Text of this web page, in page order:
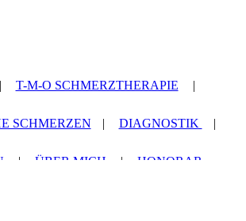
| T-M-O SCHMERZTHERAPIE |
SCHMERZEN | DIAGNOSTIK |
| ÜBER MICH | HONORAR